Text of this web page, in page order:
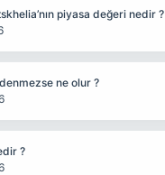
piyasa değeri nedir ?
ne olur ?
?